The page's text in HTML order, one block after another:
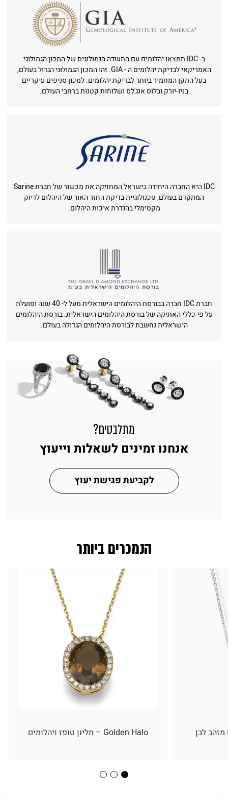
ב- IDC תמצאו יהלומים עם התעודה הגמולוגית של המכון הגמולוגי
האמריקאי לבדיקת יהלומים ה - GIA. זהו המכון הגמולוגי הגדול בעולם,
בעל התקן המחמיר ביותר לבדיקת יהלומים. למכון סניפים עיקריים
בניו-יורק ובלוס אנג'לס ושלוחות קטנות ברחבי העולם.
IDC היא החברה היחידה בישראל המחזיקה את מכשור של חברת Sarine
המתקדם בעולם, טכנולוגיית בדיקת החזר האור של היהלום לדיוק
מקסימלי בהגדרת איכות היהלום.
חברת IDC חברה בבורסת היהלומים הישראלית מעל ל- 40 שנה ופועלת
על פי כללי האתיקה של בורסת היהלומים הישראלית. בורסת היהלומים
הישראלית נחשבת לבורסת היהלומים הגדולה בעולם.
הנמכרים ביותר
מזהב לבן Golden Halo – תליון טופז ויהלומים
מתלבטים?
אנחנו זמינים לשאלות וייעוץ
לקביעת פגישת יעוץ